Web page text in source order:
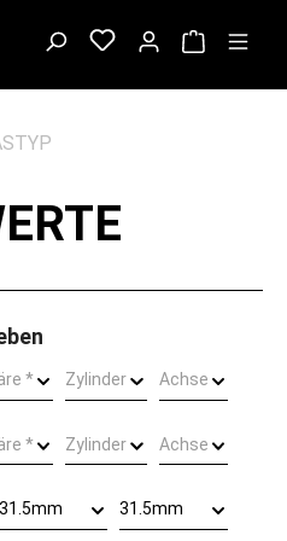
* Zylinder Achse
* Zylinder Achse
31.5mm 31.5mm